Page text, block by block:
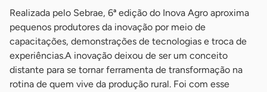
Realizada pelo Sebrae, 6ª edição do Inova Agro aproxima
pequenos produtores da inovação por meio de
capacitações, demonstrações de tecnologias e troca de
experiências.A inovação deixou de ser um conceito
distante para se tornar ferramenta de transformação na
rotina de quem vive da produção rural. Foi com esse